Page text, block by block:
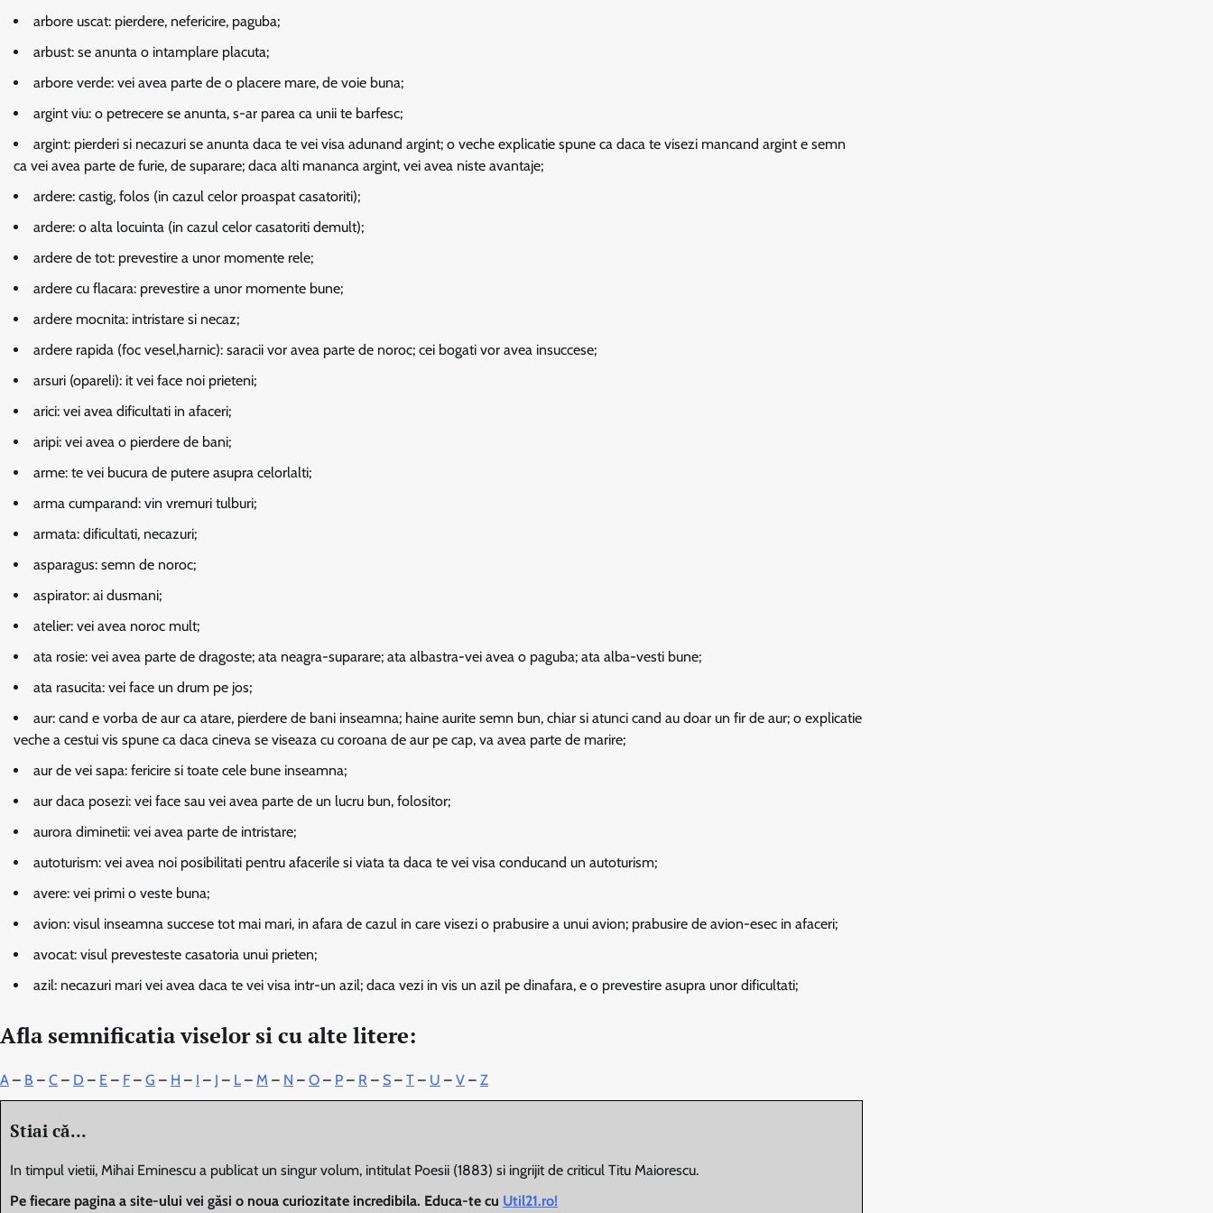
arbore uscat: pierdere, nefericire, paguba;
arbust: se anunta o intamplare placuta;
arbore verde: vei avea parte de o placere mare, de voie buna;
argint viu: o petrecere se anunta, s-ar parea ca unii te barfesc;
argint: pierderi si necazuri se anunta daca te vei visa adunand argint; o veche explicatie spune ca daca te visezi mancand argint e semn
ca vei avea parte de furie, de suparare; daca alti mananca argint, vei avea niste avantaje;
ardere: castig, folos (in cazul celor proaspat casatoriti);
ardere: o alta locuinta (in cazul celor casatoriti demult);
ardere de tot: prevestire a unor momente rele;
ardere cu flacara: prevestire a unor momente bune;
ardere mocnita: intristare si necaz;
ardere rapida (foc vesel,harnic): saracii vor avea parte de noroc; cei bogati vor avea insuccese;
arsuri (opareli): it vei face noi prieteni;
arici: vei avea dificultati in afaceri;
aripi: vei avea o pierdere de bani;
arme: te vei bucura de putere asupra celorlalti;
arma cumparand: vin vremuri tulburi;
armata: dificultati, necazuri;
asparagus: semn de noroc;
aspirator: ai dusmani;
atelier: vei avea noroc mult;
ata rosie: vei avea parte de dragoste; ata neagra-suparare; ata albastra-vei avea o paguba; ata alba-vesti bune;
ata rasucita: vei face un drum pe jos;
aur: cand e vorba de aur ca atare, pierdere de bani inseamna; haine aurite semn bun, chiar si atunci cand au doar un fir de aur; o explicatie
veche a cestui vis spune ca daca cineva se viseaza cu coroana de aur pe cap, va avea parte de marire;
aur de vei sapa: fericire si toate cele bune inseamna;
aur daca posezi: vei face sau vei avea parte de un lucru bun, folositor;
aurora diminetii: vei avea parte de intristare;
autoturism: vei avea noi posibilitati pentru afacerile si viata ta daca te vei visa conducand un autoturism;
avere: vei primi o veste buna;
avion: visul inseamna succese tot mai mari, in afara de cazul in care visezi o prabusire a unui avion; prabusire de avion-esec in afaceri;
avocat: visul prevesteste casatoria unui prieten;
azil: necazuri mari vei avea daca te vei visa intr-un azil; daca vezi in vis un azil pe dinafara, e o prevestire asupra unor dificultati;
Afla semnificatia viselor si cu alte litere:
A – B – C – D – E – F – G – H – I – J – L – M – N – O – P – R – S – T – U – V – Z
Stiai că...
In timpul vietii, Mihai Eminescu a publicat un singur volum, intitulat Poesii (1883) si ingrijit de criticul Titu Maiorescu.
Pe fiecare pagina a site-ului vei găsi o noua curiozitate incredibila. Educa-te cu Util21.ro!